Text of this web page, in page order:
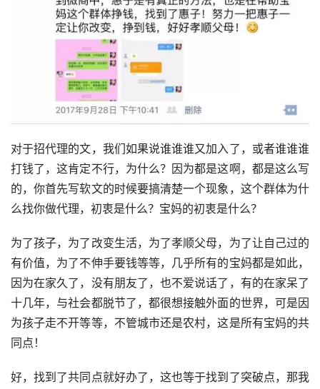
对于招代理的文，我们如果说谁谁谁又加入了，或者谁谁谁
打钱了，这肯定不行，为什么？因为都是这啊，都是这么写
的，你首先写软文的时候要搞清楚一个现象，这个群体为什
么找你做代理，初衷是什么？宝妈的初衷是什么？
为了孩子，为了改变生活，为了孝顺父母，为了让自己过的
有价值，为了不伸手要钱等等，几乎所有的宝妈都是如此，
因为在家久了，没有朋友了，也不爱说话了，有的在家呆了
十几年，与社会都脱节了，都很想接触外面的世界，可是因
为孩子走不开等等，不管城市还是农村，这是所有宝妈的共
同点！
好，找到了共同点就好办了，这也等于找到了突破点，那我